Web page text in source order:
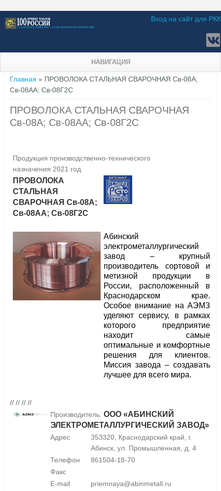
Вход на сайт для РКК
НАВИГАЦИЯ
Вы здесь
Главная » ПРОВОЛОКА СТАЛЬНАЯ СВАРОЧНАЯ Св-08А;
Св-08АА; Св-08Г2С
ПРОВОЛОКА СТАЛЬНАЯ СВАРОЧНАЯ
Св-08А; Св-08АА; Св-08Г2С
Продукция производственно-технического
назначения 2021 год
ПРОВОЛОКА
СТАЛЬНАЯ
СВАРОЧНАЯ Св-08А;
Св-08АА; Св-08Г2С
Абинский
электрометаллургический
завод – крупный
производитель сортовой и
метизной продукции в
России, расположенный в
Краснодарском крае.
Особое внимание на АЭМЗ
уделяют сервису, в рамках
которого предприятие
находит самые
оптимальные и комфортные
решения для клиентов.
Миссия завода – создавать
лучшее для всего мира.
// // // //
Производитель: ООО «АБИНСКИЙ
ЭЛЕКТРОМЕТАЛЛУРГИЧЕСКИЙ ЗАВОД»
Адрес
353320, Краснодарский край, г.
Абинск, ул. Промышленная, д. 4
Телефон
861504-18-70
Факс
E-mail
priemnaya@abinmetall.ru